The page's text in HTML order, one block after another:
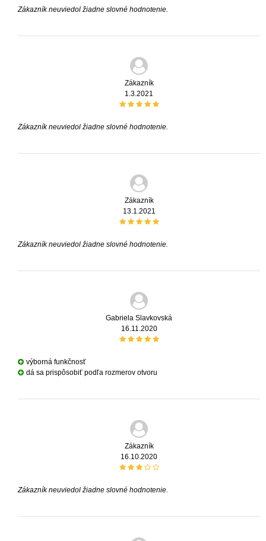
Zákazník neuviedol žiadne slovné hodnotenie.
Zákazník
1.3.2021
Zákazník neuviedol žiadne slovné hodnotenie.
Zákazník
13.1.2021
Zákazník neuviedol žiadne slovné hodnotenie.
Gabriela Slavkovská
16.11.2020
výborná funkčnosť
dá sa prispôsobiť podľa rozmerov otvoru
Zákazník
16.10.2020
Zákazník neuviedol žiadne slovné hodnotenie.